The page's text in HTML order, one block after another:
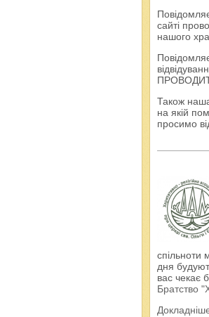
сайті
нашого
Також
на якій
просимо
спільноти
дня
вас чекає
Братство